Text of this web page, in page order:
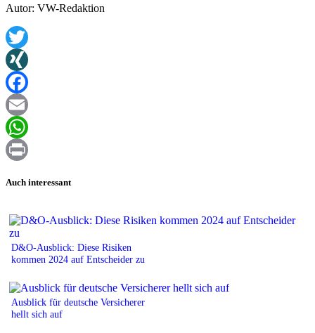
Autor: VW-Redaktion
Twitter
XING
Facebook
Email
WhatsApp
Auch interessant
D&O-Ausblick: Diese Risiken
kommen 2024 auf Entscheider zu
Ausblick für deutsche Versicherer
hellt sich auf